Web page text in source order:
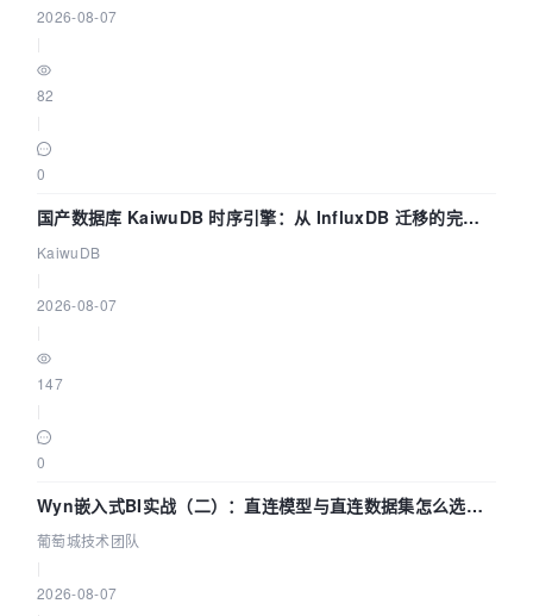
2026-08-07
82
0
国产数据库 KaiwuDB 时序引擎：从 InfluxDB 迁移的完整
技术路径
KaiwuDB
2026-08-07
147
0
Wyn嵌入式BI实战（二）：直连模型与直连数据集怎么选，
参数为什么不生效？| 葡萄城技术团队
葡萄城技术团队
2026-08-07